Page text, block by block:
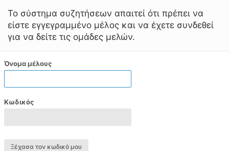
Το σύστημα συζητήσεων απαιτεί ότι πρέπει να
είστε εγγεγραμμένο μέλος και να έχετε συνδεθεί
για να δείτε τις ομάδες μελών.
Όνομα μέλους
Κωδικός
Ξέχασα τον κωδικό μου